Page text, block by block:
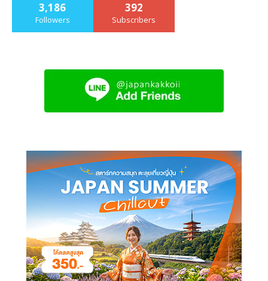
3,186
Followers
392
Subscribers